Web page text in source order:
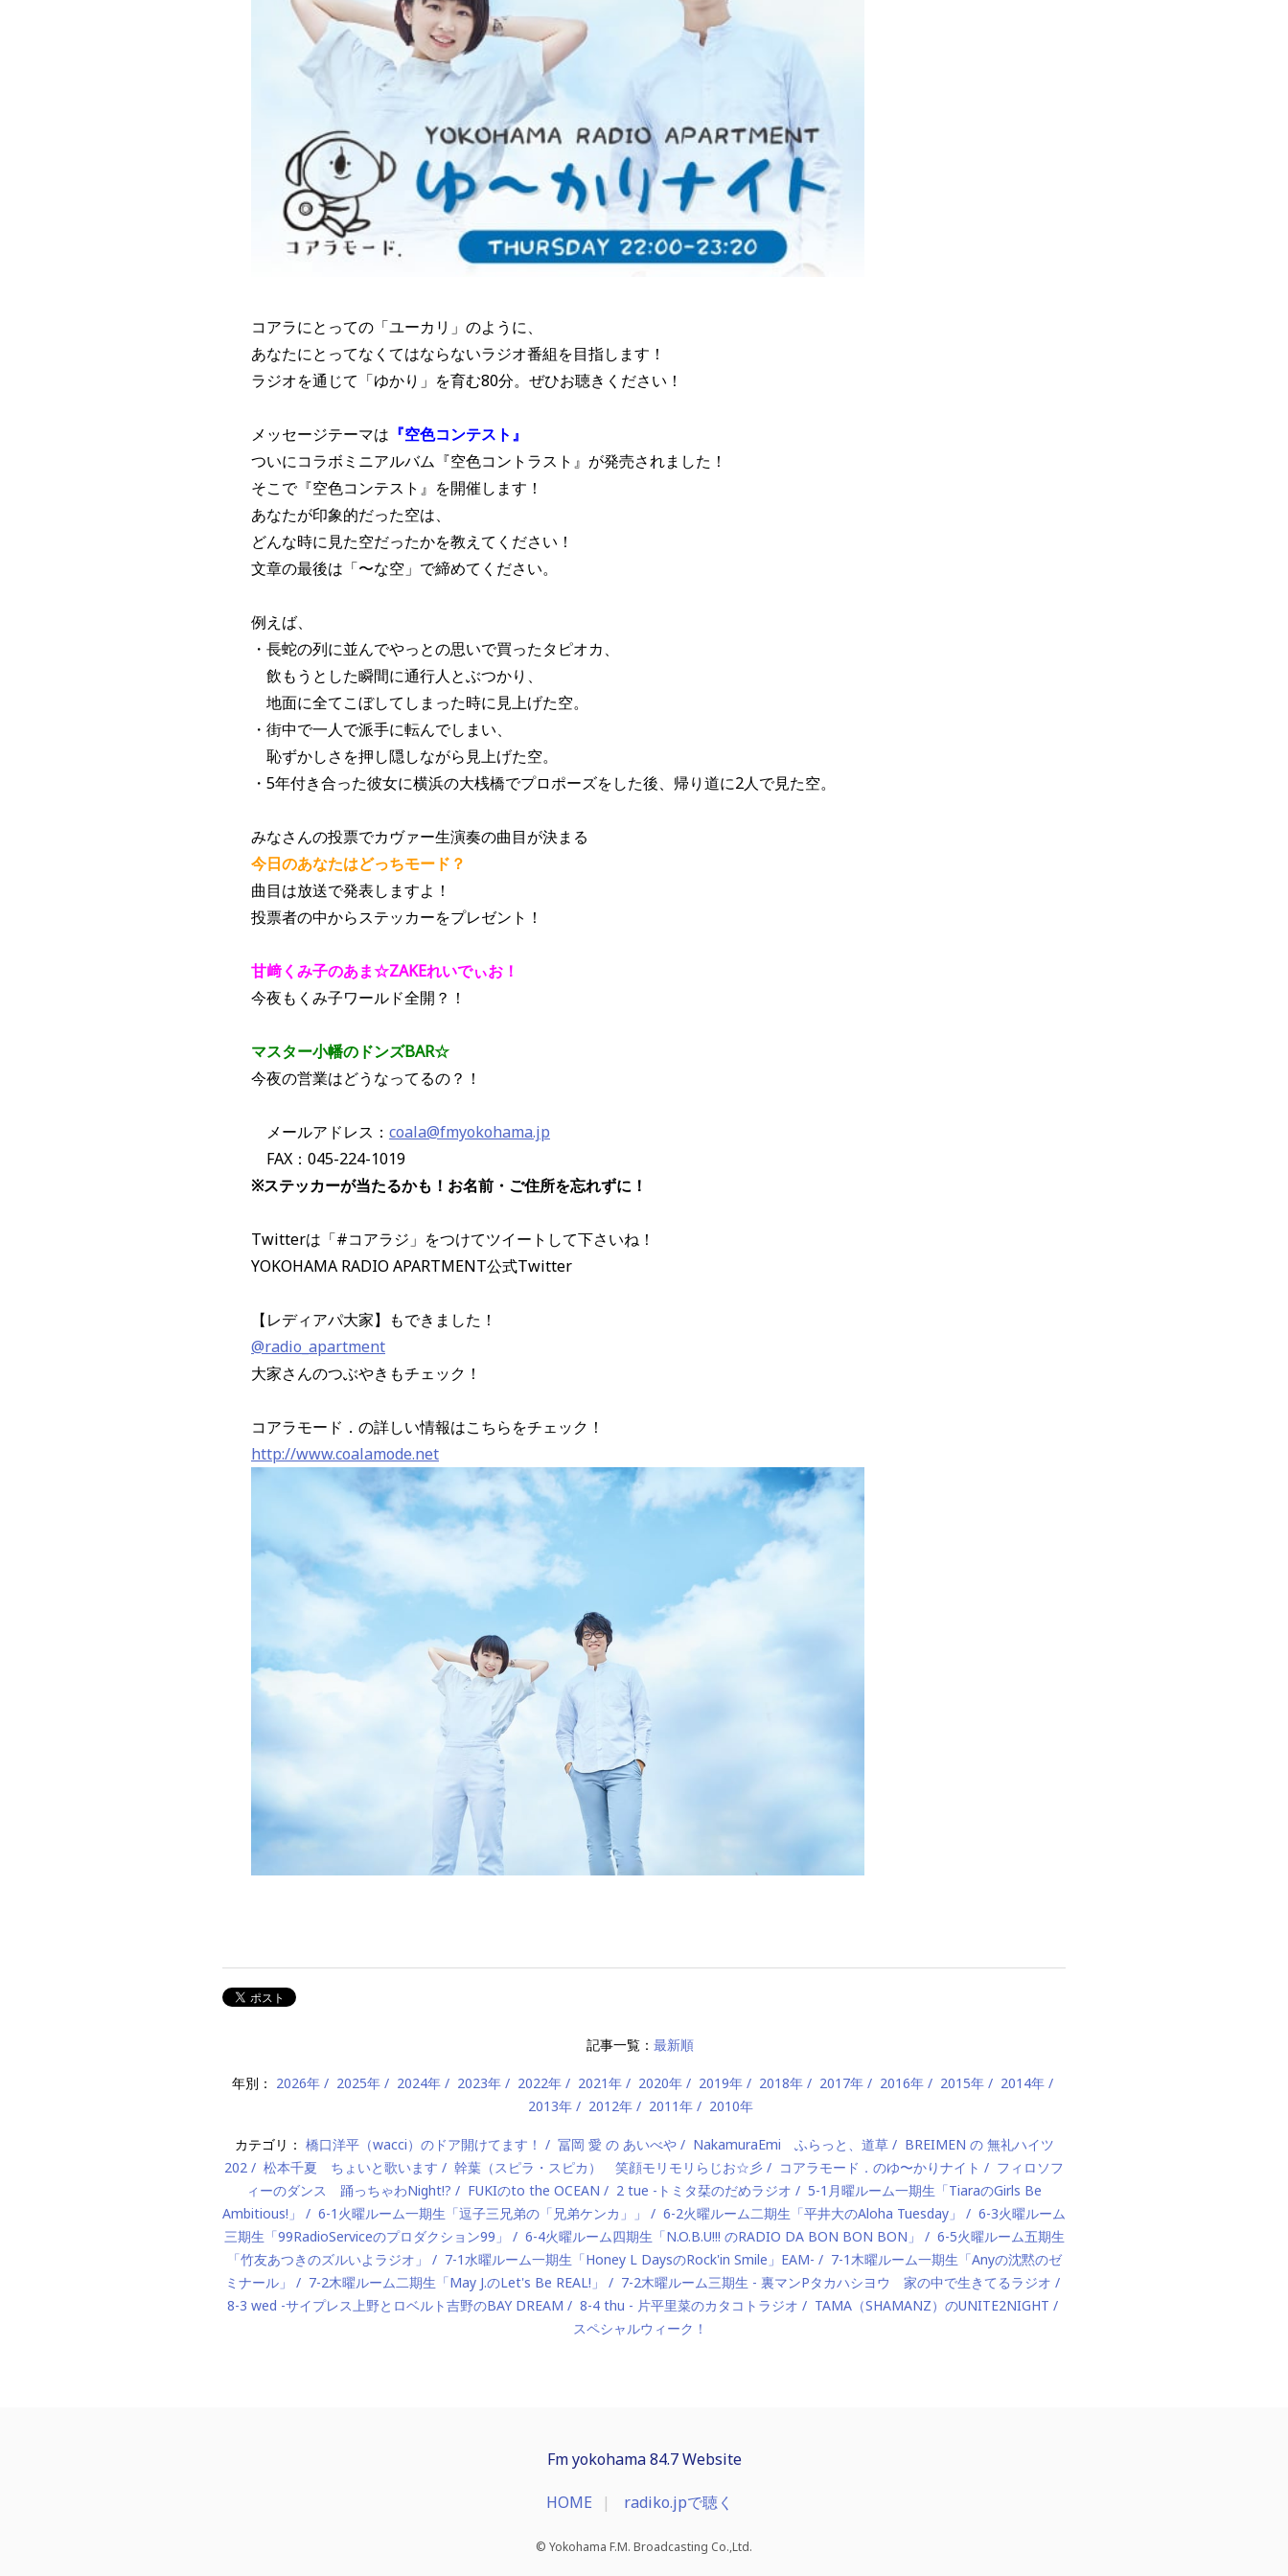
コアラにとっての「ユーカリ」のように、
あなたにとってなくてはならないラジオ番組を目指します！
ラジオを通じて「ゆかり」を育む80分。ぜひお聴きください！
メッセージテーマは 『空色コンテスト』
ついにコラボミニアルバム『空色コントラスト』が発売されました！
そこで『空色コンテスト』を開催します！
あなたが印象的だった空は、
どんな時に見た空だったかを教えてください！
文章の最後は「〜な空」で締めてください。
例えば、
・長蛇の列に並んでやっとの思いで買ったタピオカ、
飲もうとした瞬間に通行人とぶつかり、
地面に全てこぼしてしまった時に見上げた空。
・街中で一人で派手に転んでしまい、
恥ずかしさを押し隠しながら見上げた空。
・5年付き合った彼女に横浜の大桟橋でプロポーズをした後、帰り道に2人で見た空。
みなさんの投票でカヴァー生演奏の曲目が決まる
今日のあなたはどっちモード？
曲目は放送で発表しますよ！
投票者の中からステッカーをプレゼント！
甘﨑くみ子のあま☆ZAKEれいでぃお！
今夜もくみ子ワールド全開？！
マスター小幡のドンズBAR☆
今夜の営業はどうなってるの？！
メールアドレス： coala@fmyokohama.jp
FAX：045-224-1019
※ステッカーが当たるかも！お名前・ご住所を忘れずに！
Twitterは「#コアラジ」をつけてツイートして下さいね！
YOKOHAMA RADIO APARTMENT公式Twitter
【レディアパ大家】もできました！
@radio_apartment
大家さんのつぶやきもチェック！
コアラモード．の詳しい情報はこちらをチェック！
http://www.coalamode.net
記事一覧： 最新順
年別： 2026年 2025年 2024年 2023年 2022年 2021年 2020年 2019年 2018年 2017年 2016年 2015年
2014年
2013年
2012年 2011年 2010年
カテゴリ： 橋口洋平（wacci）のドア開けてます！ 冨岡 愛 の あいべや NakamuraEmi ふらっと、道草
BREIMEN の 無礼ハイツ
202
松本千夏 ちょいと歌います 幹葉（スピラ・スピカ） 笑顔モリモリらじお☆彡 コアラモード．のゆ〜かりナイト
フィロソフ
ィーのダンス 踊っちゃわNight!?
FUKIのto the OCEAN 2 tue -トミタ栞のだめラジオ
5-1月曜ルーム一期生「TiaraのGirls Be
Ambitious!」
6-1火曜ルーム一期生「逗子三兄弟の「兄弟ケンカ」」 6-2火曜ルーム二期生「平井大のAloha Tuesday」
6-3火曜ルーム
三期生「99RadioServiceのプロダクション99」
6-4火曜ルーム四期生「N.O.B.U!!! のRADIO DA BON BON BON」
6-5火曜ルーム五期生
「竹友あつきのズルいよラジオ」
7-1水曜ルーム一期生「Honey L DaysのRock'in Smile」EAM-
7-1木曜ルーム一期生「Anyの沈黙のゼ
ミナール」
7-2木曜ルーム二期生「May J.のLet's Be REAL!」
7-2木曜ルーム三期生 - 裏マンPタカハシヨウ 家の中で生きてるラジオ
8-3 wed -サイプレス上野とロベルト吉野のBAY DREAM
8-4 thu - 片平里菜のカタコトラジオ
TAMA（SHAMANZ）のUNITE2NIGHT
スペシャルウィーク！
Fm yokohama 84.7 Website
HOME radiko.jpで聴く
© Yokohama F.M. Broadcasting Co.,Ltd.